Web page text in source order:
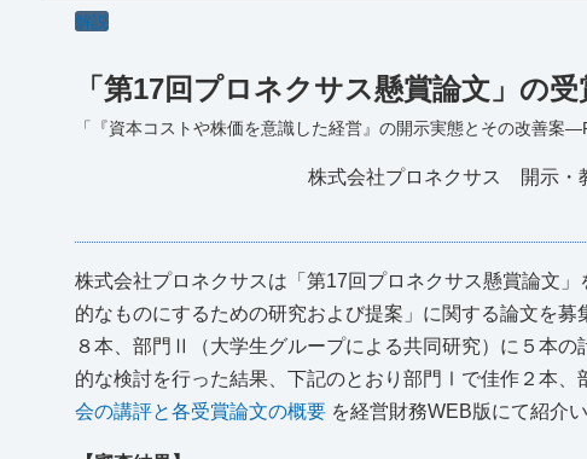
解説
「第17回プロネクサス懸賞論文」の
「『資本コストや株価を意識した経営』の開示実態とその改善
株式会社プロネクサス 開示・
株式会社プロネクサスは「第17回プロネクサス懸賞論文
的なものにするための研究および提案」に関する論文を
８本、部門Ⅱ（大学生グループによる共同研究）に５本
的な検討を行った結果、下記のとおり部門Ⅰで佳作２本
会の講評と各受賞論文の概要 を経営財務WEB版にて紹介い